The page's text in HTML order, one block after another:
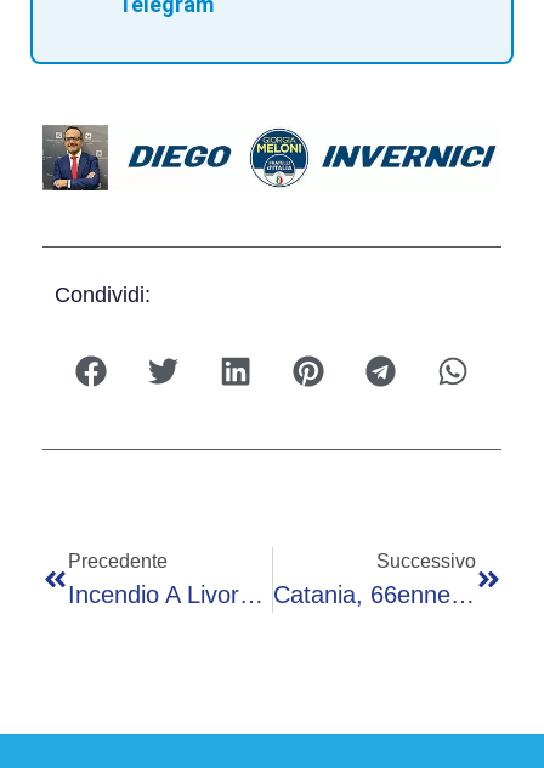
Condividi:
Precedente
Incendio A Livorno, Fiamme In Una Ditta Di Stoccaggio Di Rifiuti: “Chiudete Porte E Finestre”
Successivo
Catania, 66enne Ucciso E Abbandonato In Campagna: Arrestata Una Donna